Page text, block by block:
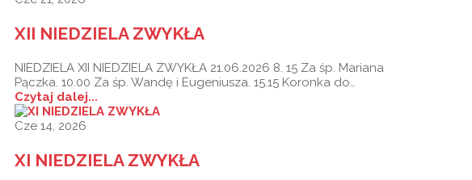
XII NIEDZIELA ZWYKŁA
NIEDZIELA XII NIEDZIELA ZWYKŁA 21.06.2026 8. 15 Za śp. Mariana
Pączka. 10.00 Za śp. Wandę i Eugeniusza. 15.15 Koronka do…
Czytaj dalej...
Cze 14, 2026
XI NIEDZIELA ZWYKŁA